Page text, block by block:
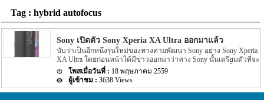
Tag : hybrid autofocus
Sony เปิดตัว Sony Xperia XA Ultra ออกมาแล้ว
นับว่าเป็นอีกหนึ่งรุ่นใหม่ของทางค่ายพัฒนา Sony อย่าง Sony Xperia
XA Ultra โดยก่อนหน้าได้มีข่าวออกมาว่าทาง Sony นั้นเตรียมตัวที่จะ
เปิดตัว Smartphone รุ่นใหม่ออกมา โดยรายละเอียดในตอนนั้นไม่ได้
ระบุถึงชื่อรุ่นดังกล่าวอย่างแน่ชัดนัก แต่ล่าสุดนั้นทาง Sony เองก็ได้
เปิดตัวรุ่นใหม่อย่าง Sony Xperia XA Ultra ออกมาแล้วนั้นเอง สำหรับ
Spec ของ Sony Xperia XA Ultra รุ่นใหม่นี้จะมาพร้อมกับหน้าจอแสดง
18 พฤษภาคม 2559
3638 Views